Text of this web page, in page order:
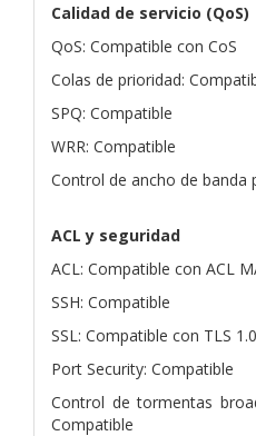
Calidad de servicio (QoS)
QoS: Compatible con CoS
Colas de prioridad:
SPQ: Compatible
WRR: Compatible
Control de ancho de banda
ACL y seguridad
ACL: Compatible con ACL
SSH: Compatible
SSL: Compatible con TLS 1.0
Port Security: Compatible
Control de tormentas
Compatible